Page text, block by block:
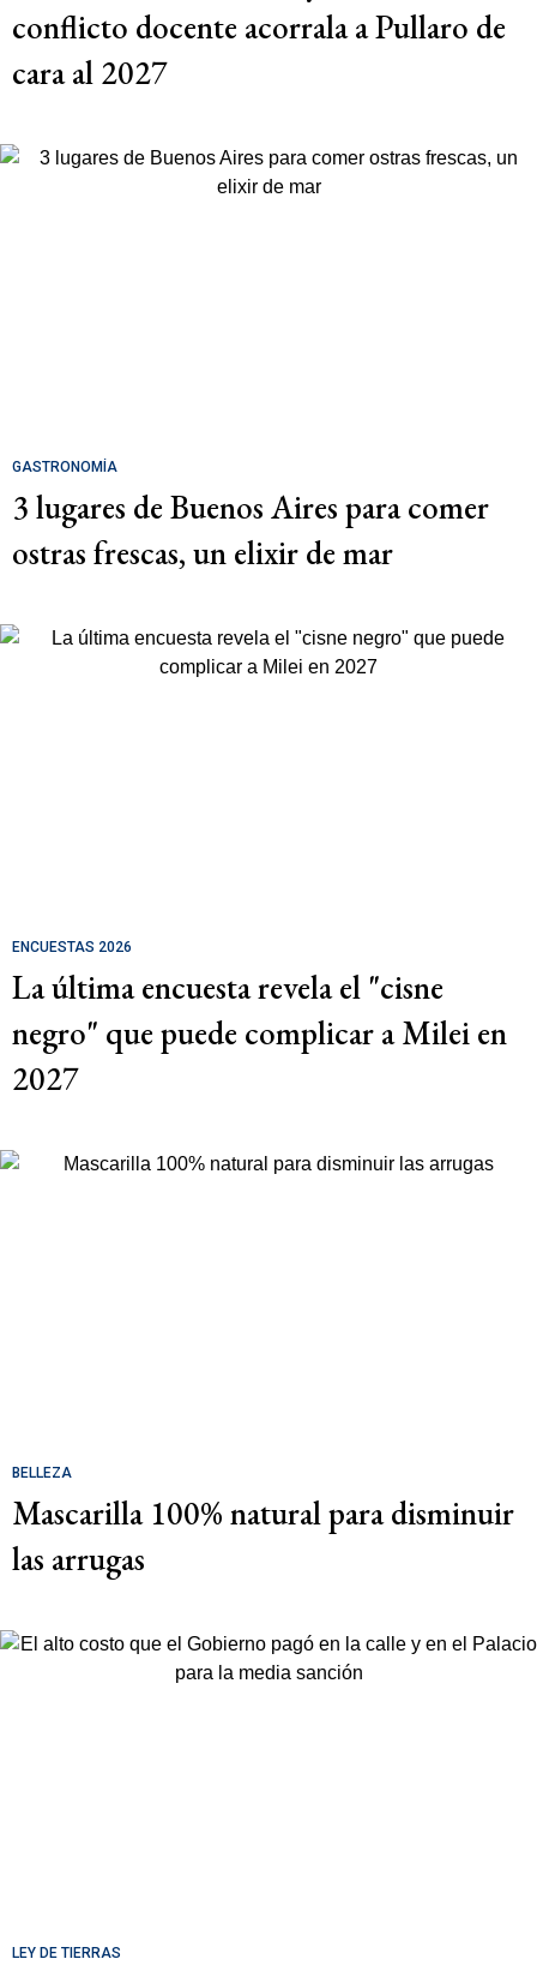
conflicto docente acorrala a Pullaro de
cara al 2027
GASTRONOMÍA
3 lugares de Buenos Aires para comer
ostras frescas, un elixir de mar
ENCUESTAS 2026
La última encuesta revela el "cisne
negro" que puede complicar a Milei en
2027
BELLEZA
Mascarilla 100% natural para disminuir
las arrugas
LEY DE TIERRAS